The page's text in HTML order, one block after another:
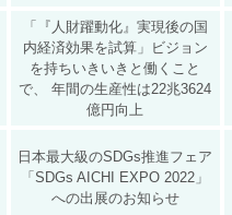
「『人財躍動化』実現後の国
内経済効果を試算」ビジョン
を持ちいきいきと働くこと
で、 年間の生産性は22兆3624
億円向上
日本最大級のSDGs推進フェア
「SDGs AICHI EXPO 2022」
への出展のお知らせ